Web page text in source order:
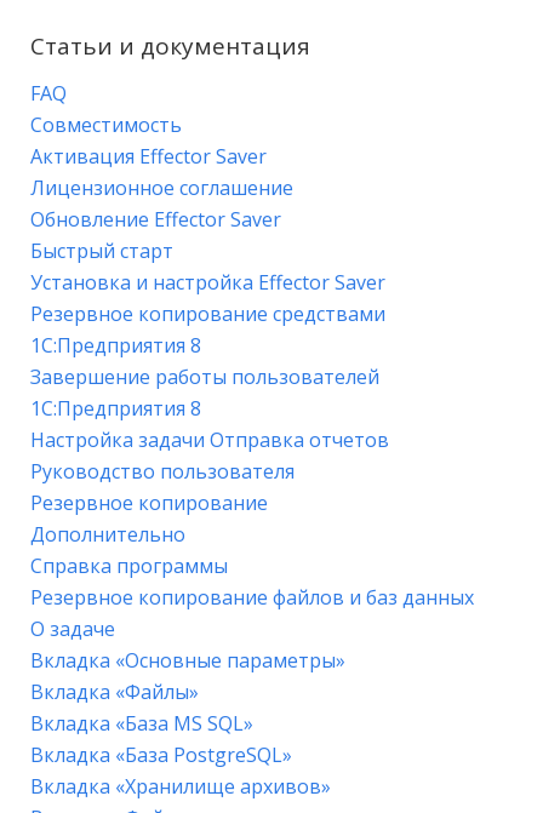
Статьи и документация
FAQ
Совместимость
Активация Effector Saver
Лицензионное соглашение
Обновление Effector Saver
Быстрый старт
Установка и настройка Effector Saver
Резервное копирование средствами
1С:Предприятия 8
Завершение работы пользователей
1С:Предприятия 8
Настройка задачи Отправка отчетов
Руководство пользователя
Резервное копирование
Дополнительно
Справка программы
Резервное копирование файлов и баз данных
О задаче
Вкладка «Основные параметры»
Вкладка «Файлы»
Вкладка «База MS SQL»
Вкладка «База PostgreSQL»
Вкладка «Хранилище архивов»